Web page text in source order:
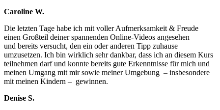
Caroline W.
Die letzten Tage habe ich mit voller Aufmerksamkeit & Freude
einen Großteil deiner spannenden Online-Videos angesehen
und bereits versucht, den ein oder anderen Tipp zuhause
umzusetzen. Ich bin wirklich sehr dankbar, dass ich an diesem Kurs
teilnehmen darf und konnte bereits gute Erkenntnisse für mich und
meinen Umgang mit mir sowie meiner Umgebung – insbesondere
mit meinen Kindern – gewinnen.
Denise S.